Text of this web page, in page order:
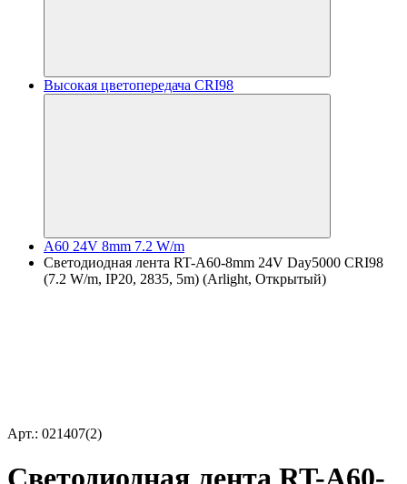
Высокая цветопередача CRI98
A60 24V 8mm 7.2 W/m
Светодиодная лента RT-A60-8mm 24V Day5000 CRI98
(7.2 W/m, IP20, 2835, 5m) (Arlight, Открытый)
Арт.: 021407(2)